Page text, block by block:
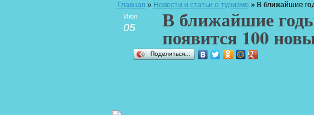
Главная » Новости и статьи о туризме » В ближайшие
Июл
05 В ближайшие
появится 100
Поделиться…